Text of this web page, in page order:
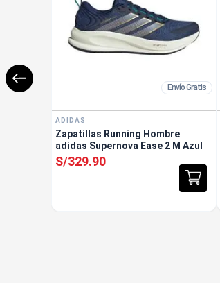
Envío Gratis
ADIDAS
Zapatillas Running Hombre
adidas Supernova Ease 2 M Azul
S/329.90